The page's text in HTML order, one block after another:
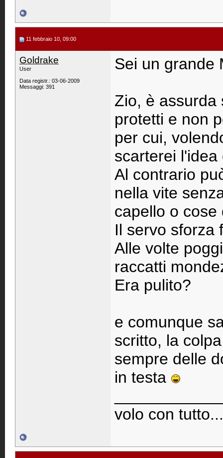
11 febbraio 10, 09:00
Goldrake
User
Data registr.: 03-06-2009
Messaggi: 391
Sei un grande
Zio, è assurda
protetti e non
per cui,
scarterei
Al contrario
nella vite
capello o cose
Il servo sforza
Alle volte
raccatti
Era pulito?
e comunque
scritto, la
sempre delle
in testa
volo con